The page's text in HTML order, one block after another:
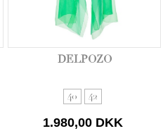
DELPOZO
40 42
1.980,00 DKK